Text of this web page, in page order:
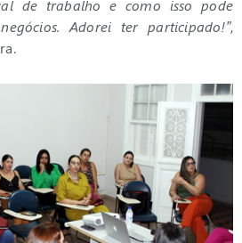
de trabalho e como isso pode
Adorei ter participado!”,